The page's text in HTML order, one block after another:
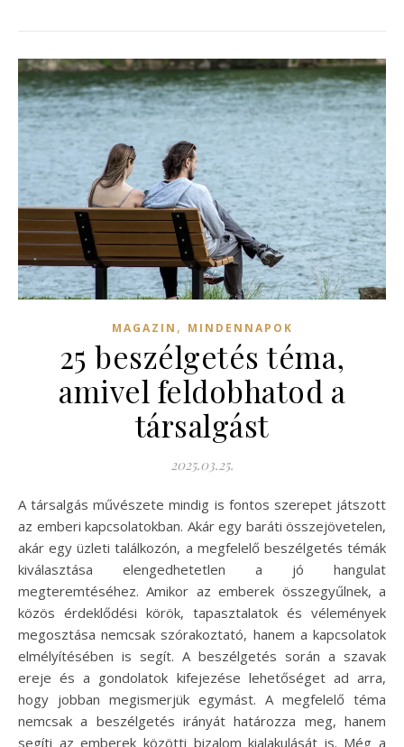
MAGAZIN , MINDENNAPOK
25 beszélgetés téma,
amivel feldobhatod a
társalgást
2025.03.25.
A társalgás művészete mindig is fontos szerepet játszott
az emberi kapcsolatokban. Akár egy baráti összejövetelen,
akár egy üzleti találkozón, a megfelelő beszélgetés témák
kiválasztása elengedhetetlen a jó hangulat
megteremtéséhez. Amikor az emberek összegyűlnek, a
közös érdeklődési körök, tapasztalatok és vélemények
megosztása nemcsak szórakoztató, hanem a kapcsolatok
elmélyítésében is segít. A beszélgetés során a szavak
ereje és a gondolatok kifejezése lehetőséget ad arra,
hogy jobban megismerjük egymást. A megfelelő téma
nemcsak a beszélgetés irányát határozza meg, hanem
segíti az emberek közötti bizalom kialakulását is. Még a